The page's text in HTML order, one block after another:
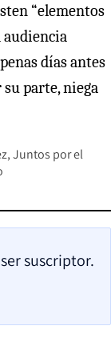
“elementos
audiencia
días antes
su parte, niega
Juntos por el
suscriptor.